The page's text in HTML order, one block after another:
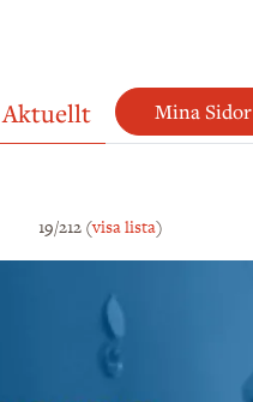
Aktuellt Mina Sidor
19/212 (visa lista)